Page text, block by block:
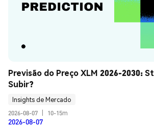
Previsão do Preço XLM 2026-2030:
Subir?
Insights de Mercado
2026-08-07
10-15m
2026-08-07